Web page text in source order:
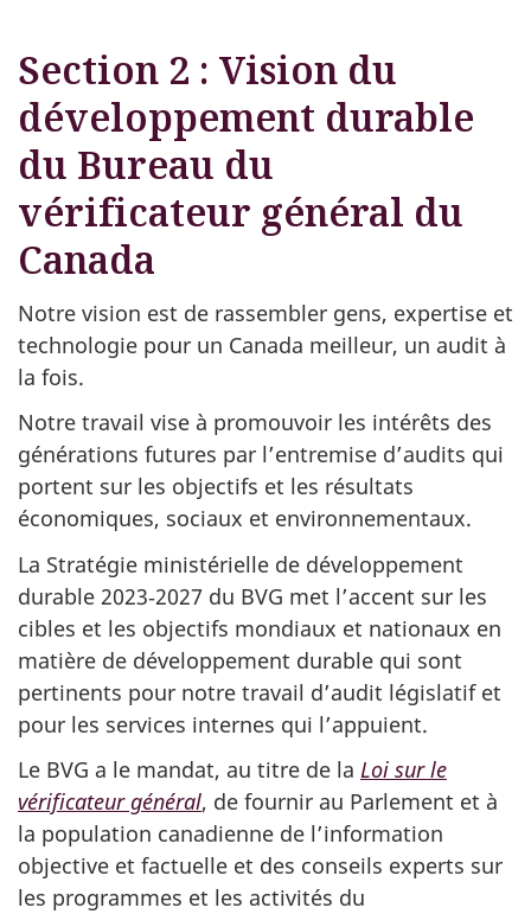
Section 2 : Vision du
développement durable
du Bureau du
vérificateur général du
Canada
Notre vision est de rassembler gens, expertise et
technologie pour un Canada meilleur, un audit à
la fois.
Notre travail vise à promouvoir les intérêts des
générations futures par l’entremise d’audits qui
portent sur les objectifs et les résultats
économiques, sociaux et environnementaux.
La Stratégie ministérielle de développement
durable 2023‑2027 du BVG met l’accent sur les
cibles et les objectifs mondiaux et nationaux en
matière de développement durable qui sont
pertinents pour notre travail d’audit législatif et
pour les services internes qui l’appuient.
Le BVG a le mandat, au titre de la Loi sur le
vérificateur général, de fournir au Parlement et à
la population canadienne de l’information
objective et factuelle et des conseils experts sur
les programmes et les activités du